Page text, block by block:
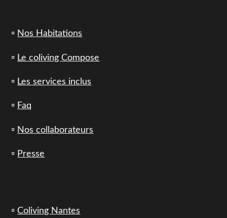
▫️ Nos Habitations
▫️ Le coliving Compose
▫️ Les services inclus
▫️ Faq
▫️ Nos collaborateurs
▫️ Presse
▫️Coliving Nantes